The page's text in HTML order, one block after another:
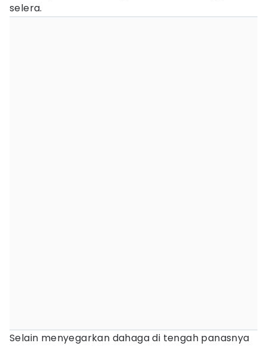
selera.
Selain menyegarkan dahaga di tengah panasnya